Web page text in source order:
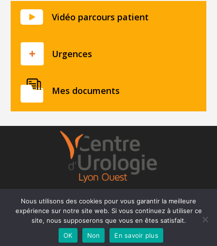
Vidéo parcours patient
Urgences
Mes documents
Centre d’Urologie Lyon Ouest
Mentions Légales
Nous utilisons des cookies pour vous garantir la meilleure
expérience sur notre site web. Si vous continuez à utiliser ce
site, nous supposerons que vous en êtes satisfait.
OK
Non En savoir plus